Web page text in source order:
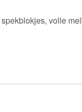
volle